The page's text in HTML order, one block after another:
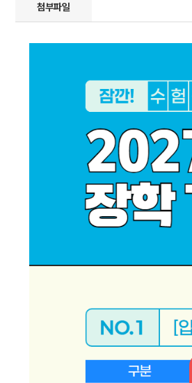
2027 지역의사제 특별반
첨부파일